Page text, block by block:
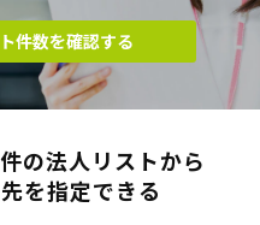
質問
ー
件数を確認する
の法人リストから
を指定できる